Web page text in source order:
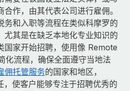
作，由其代表公司进行雇佣。
务和入职等流程在类似科摩罗的
尤其是在缺乏本地化专业知识的
国家开始招聘，使用像 Remote
化流程，确保全面遵守当地法
佣托管服务的国家和地区，
使客户能够专注于招聘优秀的